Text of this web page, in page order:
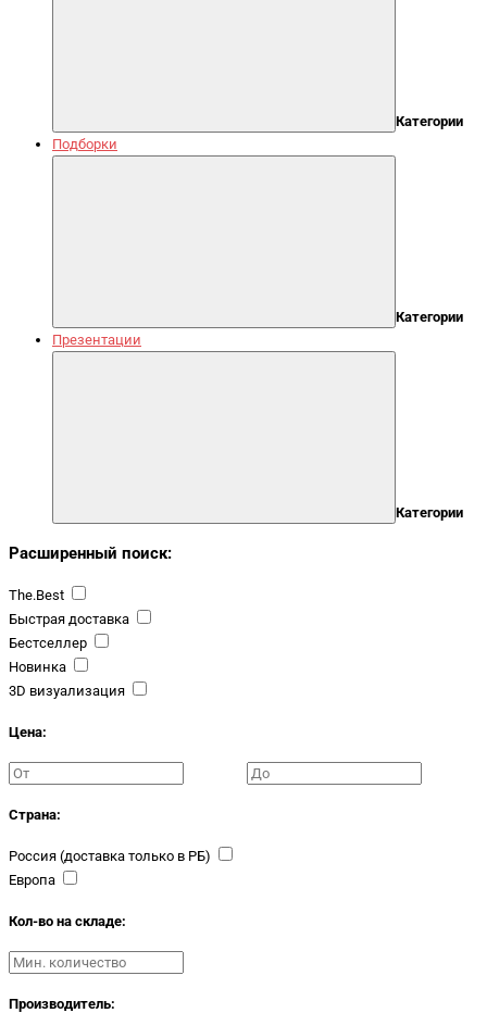
Категории
Подборки
Категории
Презентации
Категории
Расширенный поиск:
The.Best
Быстрая доставка
Бестселлер
Новинка
3D визуализация
Цена:
Страна:
Россия (доставка только в РБ)
Европа
Кол-во на складе:
Производитель: